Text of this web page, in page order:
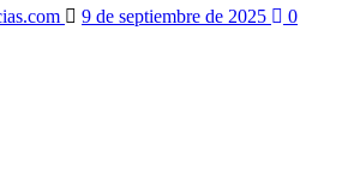
9 de septiembre de 2025 0